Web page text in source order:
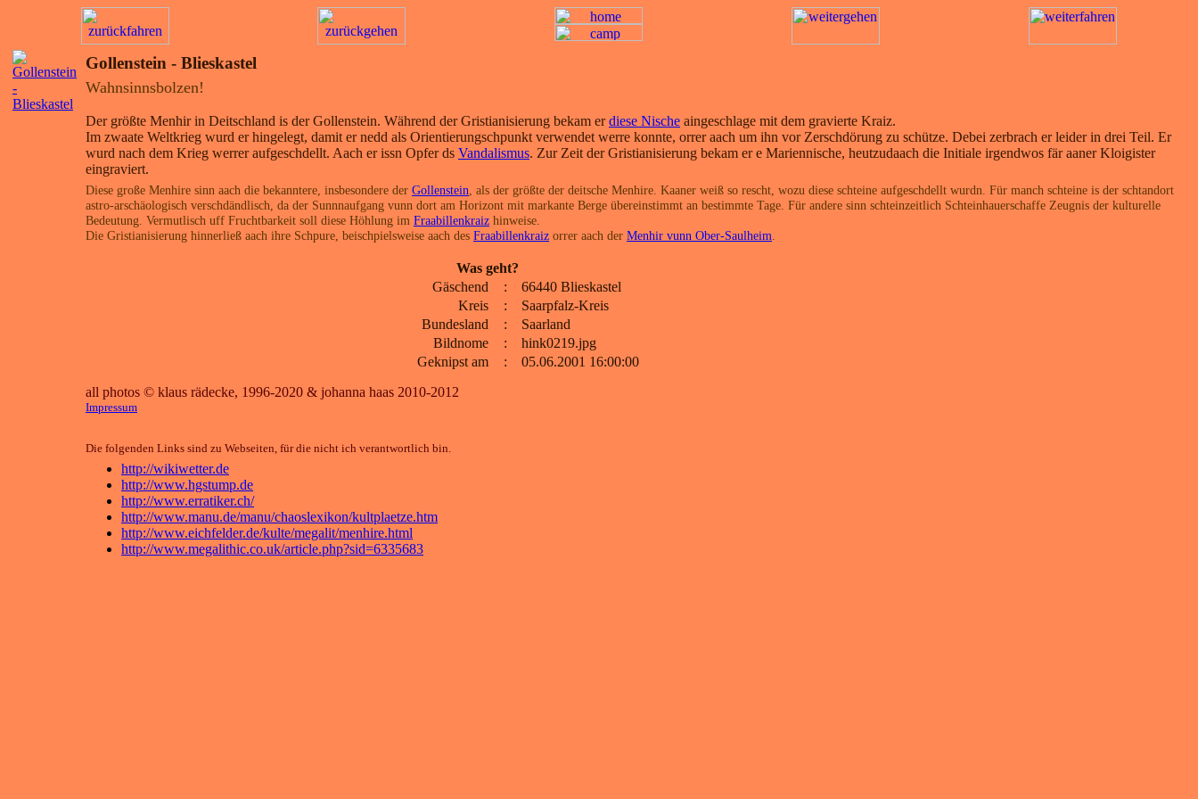
Gollenstein - Blieskastel
Wahnsinnsbolzen!
Der größte Menhir in Deitschland is der Gollenstein. Während der Gristianisierung bekam erdiese Nische aingeschlage mit dem gravierte Kraiz.
Im zwaate Weltkrieg wurd er hingelegt, damit er nedd als Orientierungschpunkt verwendet werre konnte, orrer aach um ihn vor Zerschdörung zu schütze. Debei zerbrach er leider in drei Teil. Er
wurd nach dem Krieg werrer aufgeschdellt. Aach er issn Opfer ds Vandalismus. Zur Zeit der Gristianisierung bekam er e Mariennische, heutzudaach die Initiale irgendwos fär aaner Kloigister
eingraviert.
Diese große Menhire sinn aach die bekanntere, insbesondere der Gollenstein , als der größte der deitsche Menhire. Kaaner weiß so rescht, wozu diese schteine aufgeschdellt wurdn. Für manch schteine is der schtandort
astro-arschäologisch verschdändlisch, da der Sunnnaufgang vunn dort am Horizont mit markante Berge übereinstimmt an bestimmte Tage. Für andere sinn schteinzeitlich Schteinhauerschaffe Zeugnis der kulturelle
Bedeutung. Vermutlisch uff Fruchtbarkeit soll diese Höhlung im Fraabillenkraiz hinweise.
Die Gristianisierung hinnerließ aach ihre Schpure, beischpielsweise aach des Fraabillenkraiz orrer aach der Menhir vunn Ober-Saulheim
Was geht?
Gäschend
:
66440 Blieskastel
Kreis
:
Saarpfalz-Kreis
Bundesland
:
Saarland
Bildnome
:
hink0219.jpg
Geknipst am
:
05.06.2001 16:00:00
all photos © klaus rädecke, 1996-2020 & johanna haas 2010-2012
Impressum
Die folgenden Links sind zu Webseiten, für die nicht ich verantwortlich bin.
http://wikiwetter.de
http://www.hgstump.de
http://www.erratiker.ch/
http://www.manu.de/manu/chaoslexikon/kultplaetze.htm
http://www.eichfelder.de/kulte/megalit/menhire.html
http://www.megalithic.co.uk/article.php?sid=6335683